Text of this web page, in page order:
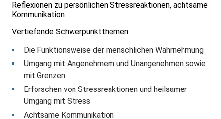
Reflexionen zu persönlichen Stressreaktionen, achtsame
Kommunikation
Vertiefende Schwerpunktthemen
Die Funktionsweise der menschlichen Wahrnehmung
Umgang mit Angenehmem und Unangenehmen sowie
mit Grenzen
Erforschen von Stressreaktionen und heilsamer
Umgang mit Stress
Achtsame Kommunikation